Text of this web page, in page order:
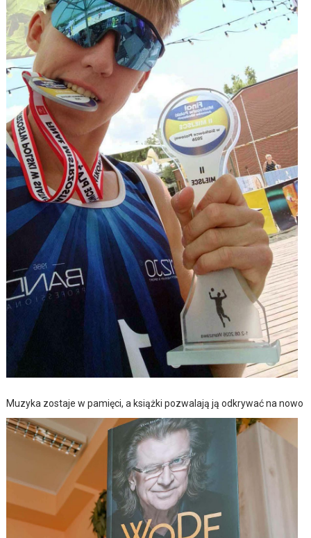
Muzyka zostaje w pamięci, a książki pozwalają ją odkrywać na nowo